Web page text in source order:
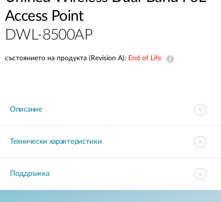
Access Point
DWL-8500AP
състоянието на продукта (Revision A): End of Life
Описание
Технически характеристики
Поддръжка